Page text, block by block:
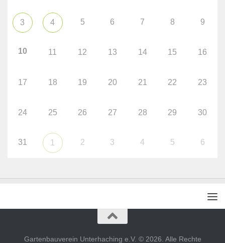
3 4 5 6 7 8 9
10 11 12 13 14 15 16
17 18 19 20 21 22 23
24 25 26 27 28 29 30
31 1 2 3 4 5 6
Gartenbauverein Unterhaching e.V. © 2026. Alle Rechte